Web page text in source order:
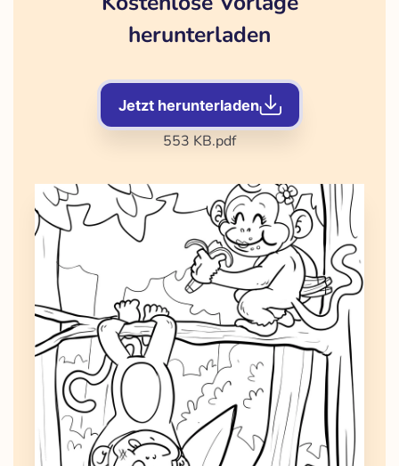
herunterladen
Jetzt herunterladen
553 KB.pdf